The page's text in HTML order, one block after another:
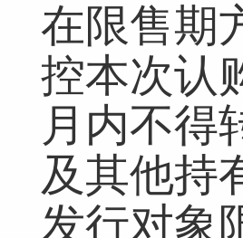
在限售期
控本次认
月内不得
及其他持
发行对象